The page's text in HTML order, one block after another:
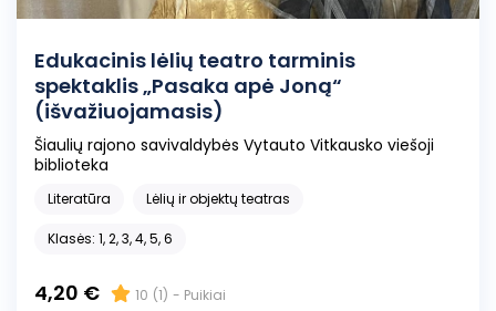
Edukacinis lėlių teatro tarminis
spektaklis „Pasaka apė Joną“
(išvažiuojamasis)
Šiaulių rajono savivaldybės Vytauto Vitkausko viešoji
biblioteka
Literatūra Lėlių ir objektų teatras
Klasės: 1, 2, 3, 4, 5, 6
4,20 € 10 (1) - Puikiai